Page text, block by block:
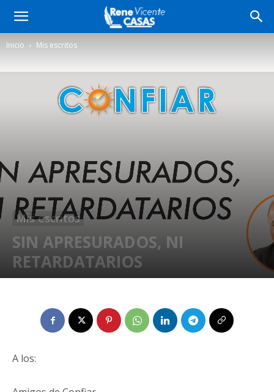
Inicio Mis escritos
Mis escritos
SIN APRESURADOS, NI
RETARDATARIOS
Por idardigital00 - 30 de enero de 2026 0
A los: